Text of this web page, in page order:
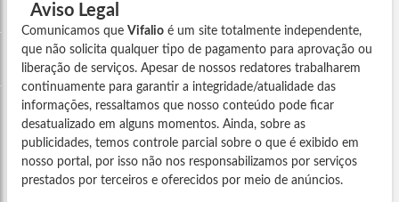
Aviso Legal
Comunicamos que Vifalio é um site totalmente independente,
que não solicita qualquer tipo de pagamento para aprovação ou
liberação de serviços. Apesar de nossos redatores trabalharem
continuamente para garantir a integridade/atualidade das
informações, ressaltamos que nosso conteúdo pode ficar
desatualizado em alguns momentos. Ainda, sobre as
publicidades, temos controle parcial sobre o que é exibido em
nosso portal, por isso não nos responsabilizamos por serviços
prestados por terceiros e oferecidos por meio de anúncios.